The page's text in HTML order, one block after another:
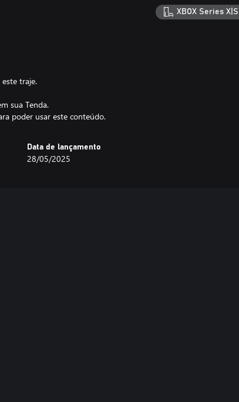
traje.
sua Tenda.
poder usar este conteúdo.
Data de lançamento
28/05/2025
XBOX Series X|S